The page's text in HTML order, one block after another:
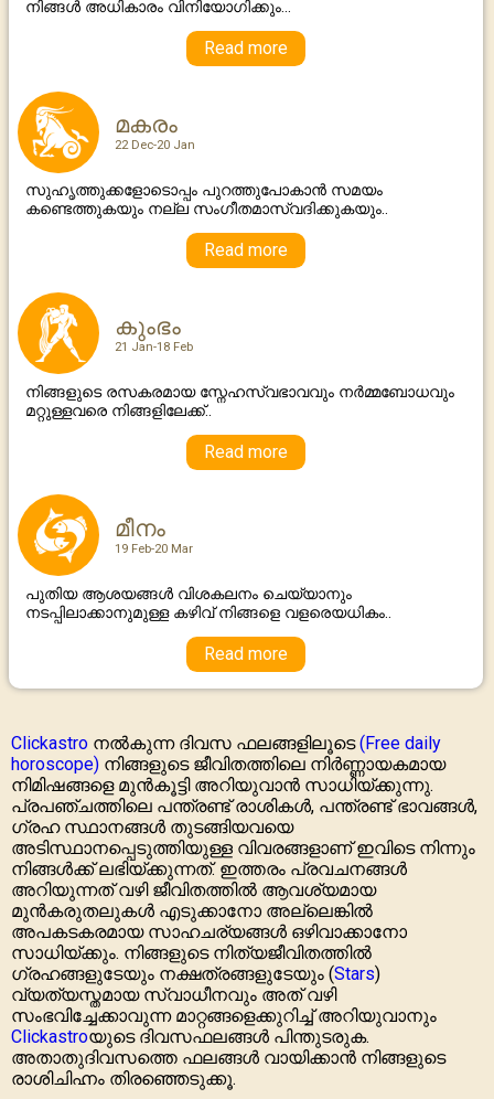
നിങ്ങള്‍ അധികാരം വിനിയോഗിക്കും...
Read more
മകരം
22 Dec-20 Jan
സുഹൃത്തുക്കളോടൊപ്പം പുറത്തുപോകാന്‍ സമയം
കണ്ടെത്തുകയും നല്ല സംഗീതമാസ്വദിക്കുകയും..
Read more
കുംഭം
21 Jan-18 Feb
നിങ്ങളുടെ രസകരമായ സ്നേഹസ്വഭാവവും നർമ്മബോധവും
മറ്റുള്ളവരെ നിങ്ങളിലേക്ക്..
Read more
മീനം
19 Feb-20 Mar
പുതിയ ആശയങ്ങൾ വിശകലനം ചെയ്യാനും
നടപ്പിലാക്കാനുമുള്ള കഴിവ് നിങ്ങളെ വളരെയധികം..
Read more
Clickastro നൽകുന്ന ദിവസ ഫലങ്ങളിലൂടെ(Free daily
horoscope) നിങ്ങളുടെ ജീവിതത്തിലെ നിര്‍ണ്ണായകമായ
നിമിഷങ്ങളെ മുൻകൂട്ടി അറിയുവാൻ സാധിയ്ക്കുന്നു.
പ്രപഞ്ചത്തിലെ പന്ത്രണ്ട് രാശികൾ, പന്ത്രണ്ട് ഭാവങ്ങൾ,
ഗ്രഹ സ്ഥാനങ്ങൾ തുടങ്ങിയവയെ
അടിസ്ഥാനപ്പെടുത്തിയുള്ള വിവരങ്ങളാണ് ഇവിടെ നിന്നും
നിങ്ങൾക്ക് ലഭിയ്ക്കുന്നത്. ഇത്തരം പ്രവചനങ്ങൾ
അറിയുന്നത് വഴി ജീവിതത്തിൽ ആവശ്യമായ
മുൻകരുതലുകൾ എടുക്കാനോ അല്ലെങ്കിൽ
അപകടകരമായ സാഹചര്യങ്ങൾ ഒഴിവാക്കാനോ
സാധിയ്ക്കും. നിങ്ങളുടെ നിത്യജീവിതത്തിൽ
ഗ്രഹങ്ങളുടേയും നക്ഷത്രങ്ങളുടേയും (Stars)
വ്യത്യസ്തമായ സ്വാധീനവും അത് വഴി
സംഭവിച്ചേക്കാവുന്ന മാറ്റങ്ങളെക്കുറിച്ച് അറിയുവാനും
Clickastroയുടെ ദിവസഫലങ്ങൾ പിന്തുടരുക.
അതാതുദിവസത്തെ ഫലങ്ങൾ വായിക്കാൻ നിങ്ങളുടെ
രാശിചിഹ്നം തിരഞ്ഞെടുക്കൂ.